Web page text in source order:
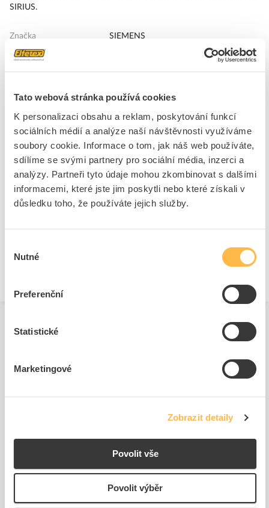
Tato webová stránka používá cookies
K personalizaci obsahu a reklam, poskytování funkcí
sociálních médií a analýze naší návštěvnosti využíváme
soubory cookie. Informace o tom, jak náš web používáte,
sdílíme se svými partnery pro sociální média, inzerci a
analýzy. Partneři tyto údaje mohou zkombinovat s dalšími
informacemi, které jste jim poskytli nebo které získali v
důsledku toho, že používáte jejich služby.
souhlasu
Nutné
Preferenční
Statistické
Marketingové
Zobrazit detaily
Povolit vše
Povolit výběr
SIRIUS.
Značka SIEMENS
spín.kontaktů
Počet pomocných
rozp.kontaktů
1
Třída aktivace
TŘÍDA 10
Typ připojení hlavního
obvodu
Šroubová svorka
Max. jmenovité provozní
SIEMENS Adaptér pro
samostatnou montáž pro